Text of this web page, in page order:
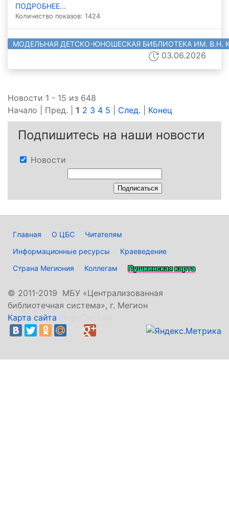
ПОДРОБНЕЕ...
Количество показов: 1424
МОДЕЛЬНАЯ ДЕТСКО-ЮНОШЕСКАЯ БИБЛИОТЕКА ИМ. В.Н.
03.06.2026
Новости 1 - 15 из 648
Начало | Пред. | 1 2 3 4 5 След. Конец
Подпишитесь на наши новости
Новости
Главная О ЦБС
Читателям
Информационные ресурсы
Краеведение
Страна Мегиония
Коллегам Пушкинская карта
© 2011-2019 МБУ «Централизованная
библиотечная система», г. Мегион
Карта сайта